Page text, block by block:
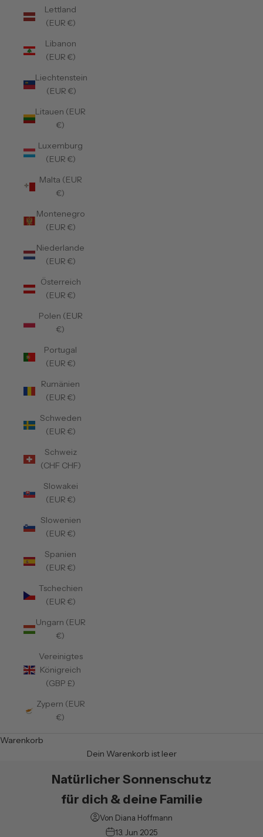
Lettland
(EUR €)
Libanon
(EUR €)
Liechtenstein
(EUR €)
Litauen (EUR
€)
Luxemburg
(EUR €)
Malta (EUR
€)
Montenegro
(EUR €)
Niederlande
(EUR €)
Österreich
(EUR €)
Polen (EUR
€)
Portugal
(EUR €)
Rumänien
(EUR €)
Schweden
(EUR €)
Schweiz
(CHF CHF)
Slowakei
(EUR €)
Slowenien
(EUR €)
Spanien
(EUR €)
Tschechien
(EUR €)
Ungarn (EUR
€)
Vereinigtes
Königreich
(GBP £)
Zypern (EUR
€)
Warenkorb
Dein Warenkorb ist leer
Natürlicher Sonnenschutz
für dich & deine Familie
Von Diana Hoffmann
13. Jun 2025